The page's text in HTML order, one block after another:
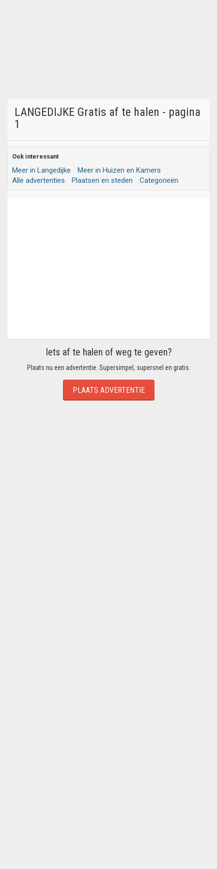
LANGEDIJKE Gratis af te halen - pagina
1
Ook interessant
Meer in Langedijke
Meer in Huizen en Kamers
Alle advertenties
Plaatsen en steden Categorieën
Iets af te halen of weg te geven?
Plaats nu een advertentie. Supersimpel, supersnel en gratis.
PLAATS ADVERTENTIE